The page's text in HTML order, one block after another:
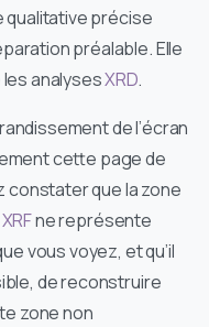
qualitative précise
préalable. Elle
les analysesXRD.
de l’écran
cette page de
que la zone
XRFne représente
vous voyez, et qu’il
de reconstruire
zone non